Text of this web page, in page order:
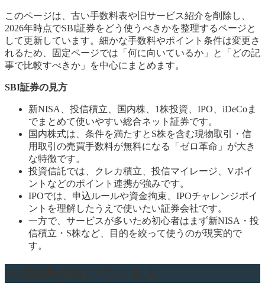
このページは、古い手数料表や旧サービス紹介を削除し、
2026年時点でSBI証券をどう使うべきかを整理するページと
して更新しています。細かな手数料やポイント条件は変更さ
れるため、固定ページでは「何に向いているか」と「どの記
事で比較すべきか」を中心にまとめます。
SBI証券の見方
新NISA、投信積立、国内株、1株投資、IPO、iDeCoま
でまとめて使いやすい総合ネット証券です。
国内株式は、条件を満たすとS株を含む現物取引・信
用取引の売買手数料が無料になる「ゼロ革命」が大き
な特徴です。
投資信託では、クレカ積立、投信マイレージ、Vポイ
ントなどのポイント連携が強みです。
IPOでは、申込ルールや資金拘束、IPOチャレンジポイ
ントを理解したうえで使いたい証券会社です。
一方で、サービスが多いため初心者はまず新NISA・投
信積立・S株など、目的を絞って使うのが現実的で
す。